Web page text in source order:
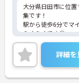
大分県日田市に位
集です！
駅から徒歩6分でマ
らくらくです◎
また、残業は月6時
ンスが叶います☆
ご興味のある方に
に詳細をご案内し
い！
詳細を